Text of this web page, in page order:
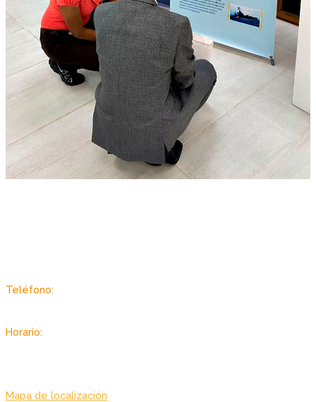
Teléfono:
Horario:
Mapa de localización